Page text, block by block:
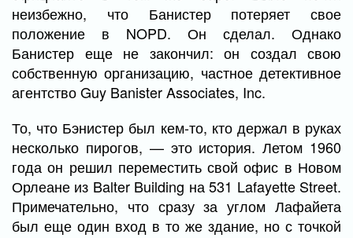
неизбежно, что Банистер потеряет свое
положение в NOPD. Он сделал. Однако
Банистер еще не закончил: он создал свою
собственную организацию, частное детективное
агентство Guy Banister Associates, Inc.
То, что Бэнистер был кем-то, кто держал в руках
несколько пирогов, — это история. Летом 1960
года он решил переместить свой офис в Новом
Орлеане из Balter Building на 531 Lafayette Street.
Примечательно, что сразу за углом Лафайета
был еще один вход в то же здание, но с точкой